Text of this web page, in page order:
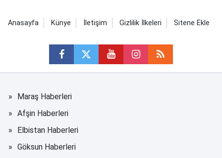
Anasayfa Künye İletişim Gizlilik İlkeleri Sitene Ekle
Maraş Haberleri
Afşin Haberleri
Elbistan Haberleri
Göksun Haberleri